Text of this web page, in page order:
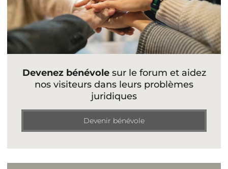
Devenez bénévolesur le forum et aidez
nos visiteurs dans leurs problèmes
juridiques
Devenir bénévole